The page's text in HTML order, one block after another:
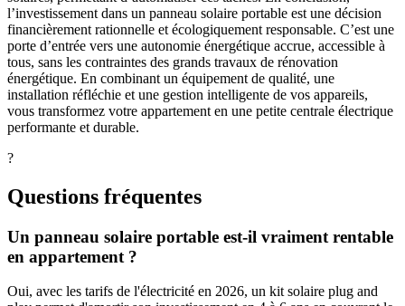
l’investissement dans un panneau solaire portable est une décision
financièrement rationnelle et écologiquement responsable. C’est une
porte d’entrée vers une autonomie énergétique accrue, accessible à
tous, sans les contraintes des grands travaux de rénovation
énergétique. En combinant un équipement de qualité, une
installation réfléchie et une gestion intelligente de vos appareils,
vous transformez votre appartement en une petite centrale électrique
performante et durable.
?
Questions fréquentes
Un panneau solaire portable est-il vraiment rentable
en appartement ?
Oui, avec les tarifs de l'électricité en 2026, un kit solaire plug and